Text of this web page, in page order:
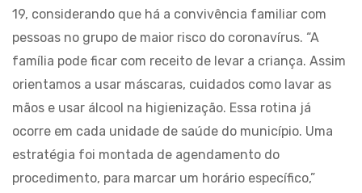
19, considerando que há a convivência familiar com
pessoas no grupo de maior risco do coronavírus. “A
família pode ficar com receito de levar a criança. Assim
orientamos a usar máscaras, cuidados como lavar as
mãos e usar álcool na higienização. Essa rotina já
ocorre em cada unidade de saúde do município. Uma
estratégia foi montada de agendamento do
procedimento, para marcar um horário específico,”